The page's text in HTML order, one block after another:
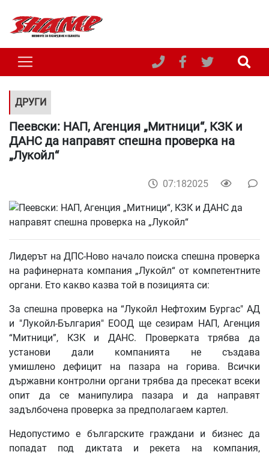
ДРУГИ
Пеевски: НАП, Агенция „Митници“, КЗК и
ДАНС да направят спешна проверка на
„Лукойл“
07:182025
Лидерът на ДПС-Ново начало поиска спешна проверка
на рафинерната компания „Лукойл“ от компетентните
органи. Ето какво казва той в позицията си:
За спешна проверка на “Лукойл Нефтохим Бургас" АД
и "Лукойл-България" ЕООД ще сезирам НАП, Агенция
“Митници”, КЗК и ДАНС. Проверката трябва да
установи дали компанията не създава
умишлено дефицит на пазара на горива. Всички
държавни контролни органи трябва да пресекат всеки
опит да се манипулира пазара и да направят
задълбочена проверка за предполагаем картел.
Недопустимо е българските граждани и бизнес да
попадат под диктата и рекета на компания,